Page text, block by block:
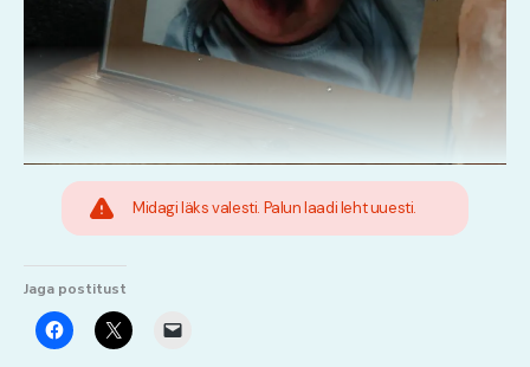
Midagi läks valesti. Palun laadi leht uuesti.
Jaga postitust